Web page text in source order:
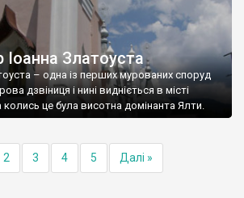
Златоуста
– одна із перших мурованих споруд
дзвіниця і нині видніється в місті
колись це була висотна домінанта Ялти.
2 3 4 5 Далі »